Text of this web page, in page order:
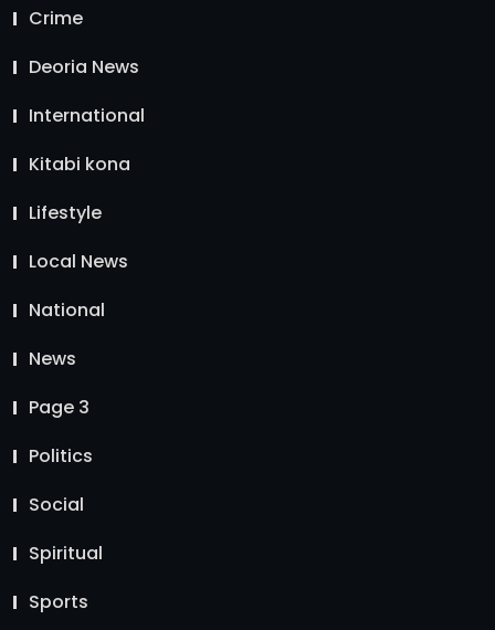
Crime
Deoria News
International
Kitabi kona
Lifestyle
Local News
National
News
Page 3
Politics
Social
Spiritual
Sports